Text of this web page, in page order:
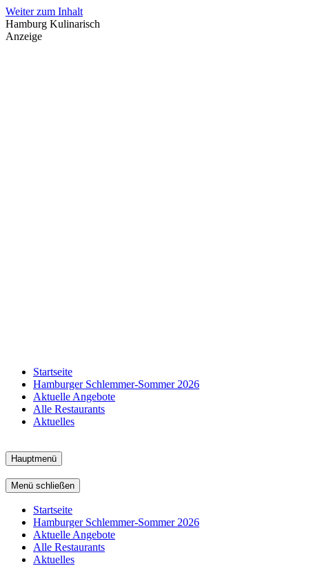
Weiter zum Inhalt
Hamburg Kulinarisch
Anzeige
Startseite
Hamburger Schlemmer-Sommer 2026
Aktuelle Angebote
Alle Restaurants
Aktuelles
Hauptmenü
Menü schließen
Startseite
Hamburger Schlemmer-Sommer 2026
Aktuelle Angebote
Alle Restaurants
Aktuelles